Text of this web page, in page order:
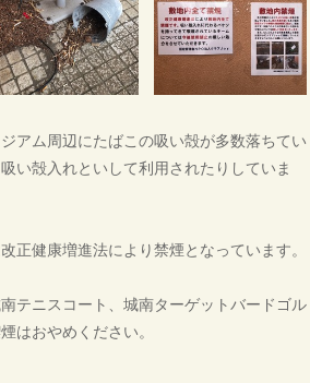
アム周辺にたばこの吸い殻が多数落ちてい
い殻入れといして利用されたりしていま
正健康増進法により禁煙となっています。
テニスコート、城南ターゲットバードゴル
はおやめください。